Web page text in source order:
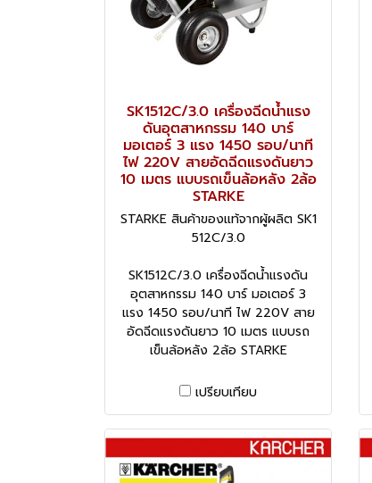
SK1512C/3.0 เครื่องฉีดน้ำแรง
ดันอุตสาหกรรม 140 บาร์
มอเตอร์ 3 แรง 1450 รอบ/นาที
ไฟ 220V สายอัดฉีดแรงดันยาว
10 เมตร แบบรถเข็นล้อหลัง 2ล้อ
STARKE
STARKE สินค้าของแท้จากผู้ผลิต SK1
512C/3.0
SK1512C/3.0 เครื่องฉีดน้ำแรงดัน
อุตสาหกรรม 140 บาร์ มอเตอร์ 3
แรง 1450 รอบ/นาที ไฟ 220V สาย
อัดฉีดแรงดันยาว 10 เมตร แบบรถ
เข็นล้อหลัง 2ล้อ STARKE
เปรียบเทียบ